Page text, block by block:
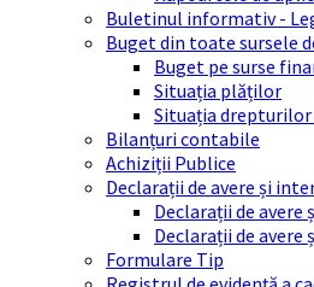
Buletinul informativ -
Buget din toate sursele
Buget pe surse
Situația plăților
Situația
Bilanțuri contabile
Achiziții Publice
Declarații de avere și
Declarații de
Declarații de
Formulare Tip